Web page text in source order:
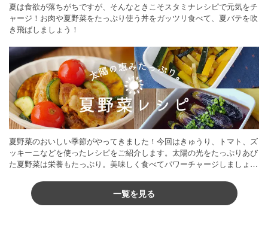
夏は食欲が落ちがちですが、そんなときこそスタミナレシピで元気をチ
ャージ！お肉や夏野菜をたっぷり使う丼をガッツリ食べて、夏バテを吹
き飛ばしましょう！
夏野菜のおいしい季節がやってきました！今回はきゅうり、トマト、ズ
ッキーニなどを使ったレシピをご紹介します。太陽の光をたっぷりあび
た夏野菜は栄養もたっぷり。美味しく食べてパワーチャージしましょう
一覧を見る